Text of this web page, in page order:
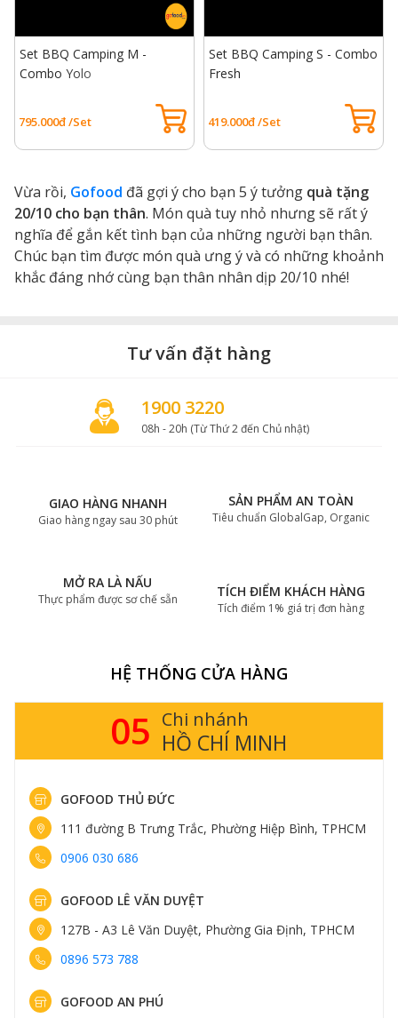
Set BBQ Camping M -
Combo Yolo
795.000đ /Set
Set BBQ Camping S - Combo
Fresh
419.000đ /Set
Vừa rồi, Gofood đã gợi ý cho bạn 5 ý tưởng quà tặng
20/10 cho bạn thân. Món quà tuy nhỏ nhưng sẽ rất ý
nghĩa để gắn kết tình bạn của những người bạn thân.
Chúc bạn tìm được món quà ưng ý và có những khoảnh
khắc đáng nhớ cùng bạn thân nhân dịp 20/10 nhé!
Tư vấn đặt hàng
1900 3220
08h - 20h (Từ Thứ 2 đến Chủ nhật)
GIAO HÀNG NHANH
Giao hàng ngay sau 30 phút
SẢN PHẨM AN TOÀN
Tiêu chuẩn GlobalGap, Organic
MỞ RA LÀ NẤU
Thực phẩm được sơ chế sẵn TÍCH ĐIỂM KHÁCH HÀNG
Tích điểm 1% giá trị đơn hàng
HỆ THỐNG CỬA HÀNG
05 Chi nhánh
HỒ CHÍ MINH
GOFOOD THỦ ĐỨC
111 đường B Trưng Trắc, Phường Hiệp Bình, TPHCM
0906 030 686
GOFOOD LÊ VĂN DUYỆT
127B - A3 Lê Văn Duyệt, Phường Gia Định, TPHCM
0896 573 788
GOFOOD AN PHÚ